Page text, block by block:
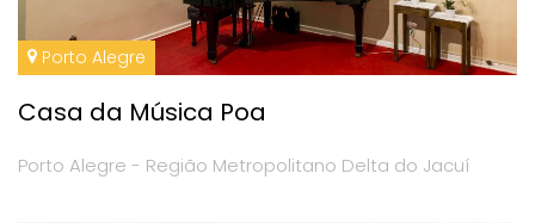
Porto Alegre
Casa da Música Poa
Porto Alegre - Região Metropolitano Delta do Jacuí